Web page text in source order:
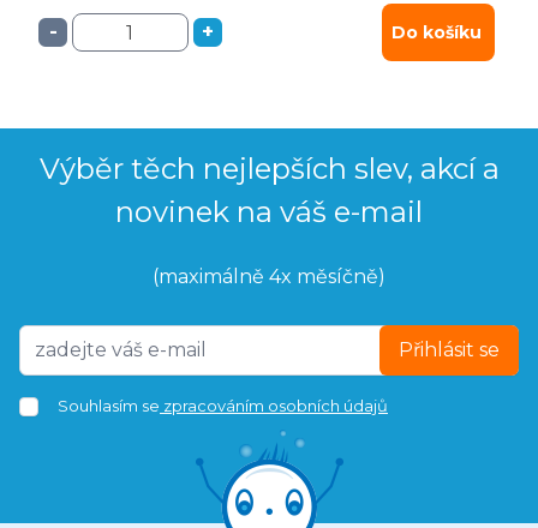
- + Do košíku
Výběr těch nejlepších slev, akcí a
novinek na váš e-mail
(maximálně 4x měsíčně)
Přihlásit se
Souhlasím se zpracováním osobních údajů